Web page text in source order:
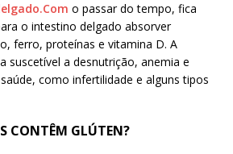
o passar do tempo, fica
o intestino delgado absorver
ferro, proteínas e vitamina D. A
suscetível a desnutrição, anemia e
como infertilidade e alguns tipos
CONTÊM GLÚTEN?